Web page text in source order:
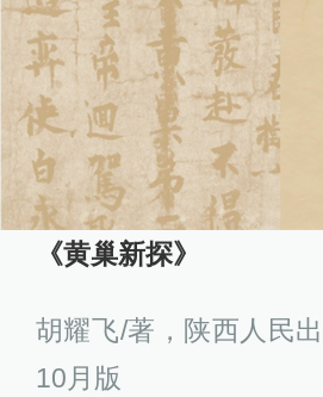
《黄巢新探》
胡耀飞/著，陕西人民
10月版